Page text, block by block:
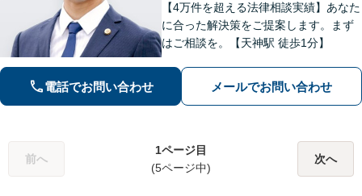
【4万件を超える法律相談実績】あなた
に合った解決策をご提案します。まず
はご相談を。【天神駅 徒歩1分】
電話でお問い合わせ メールでお問い合わせ
前へ
1ページ目
(5ページ中)
次へ